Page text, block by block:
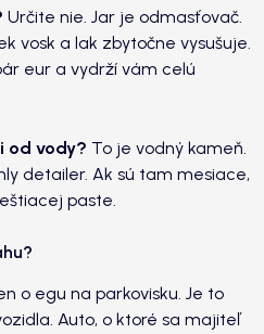
Určite nie. Jar je odmasťovač.
vosk a lak zbytočne vysušuje.
eur a vydrží vám celú
od vody? To je vodný kameň.
detailer. Ak sú tam mesiace,
paste.
o egu na parkovisku. Je to
Auto, o ktoré sa majiteľ